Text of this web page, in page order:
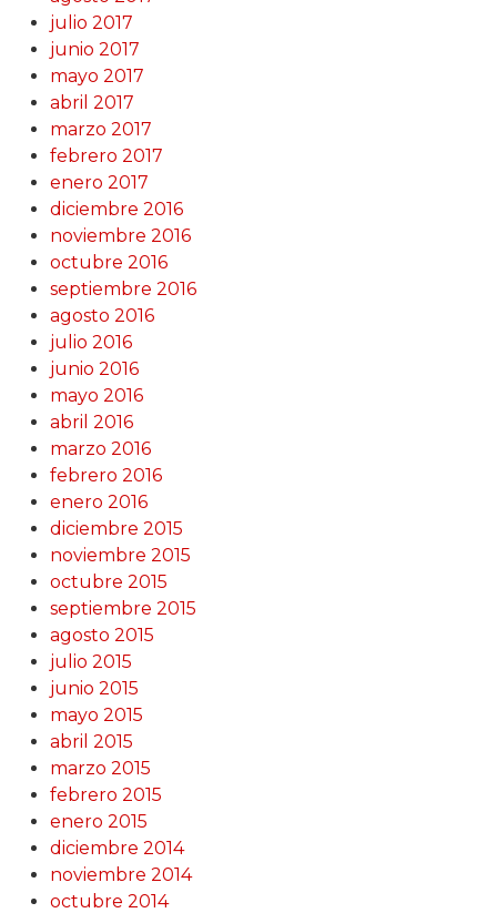
julio 2017
junio 2017
mayo 2017
abril 2017
marzo 2017
febrero 2017
enero 2017
diciembre 2016
noviembre 2016
octubre 2016
septiembre 2016
agosto 2016
julio 2016
junio 2016
mayo 2016
abril 2016
marzo 2016
febrero 2016
enero 2016
diciembre 2015
noviembre 2015
octubre 2015
septiembre 2015
agosto 2015
julio 2015
junio 2015
mayo 2015
abril 2015
marzo 2015
febrero 2015
enero 2015
diciembre 2014
noviembre 2014
octubre 2014